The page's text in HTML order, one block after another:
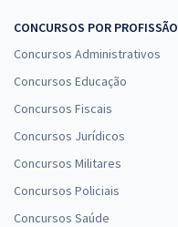
CONCURSOS POR PROFISSÃO
Concursos Administrativos
Concursos Educação
Concursos Fiscais
Concursos Jurídicos
Concursos Militares
Concursos Policiais
Concursos Saúde